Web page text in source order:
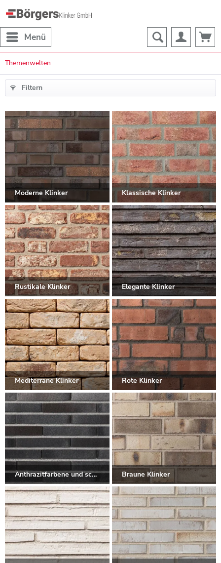
Menü
Themenwelten
Filtern
Moderne Klinker Klassische Klinker
Elegante Klinker
Rustikale Klinker
Mediterrane Klinker Rote Klinker
Anthrazitfarbene und schwarze Klinker Braune Klinker